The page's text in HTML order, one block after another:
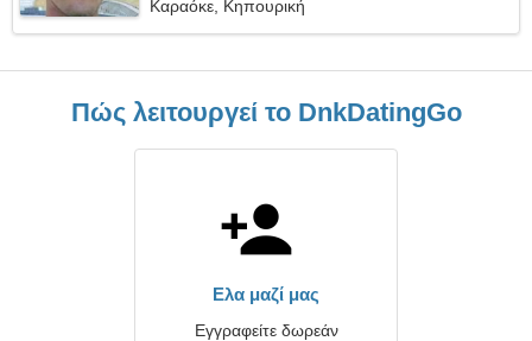
Καραόκε, Κηπουρική
Πώς λειτουργεί το DnkDatingGo
Ελα μαζί μας
Εγγραφείτε δωρεάν